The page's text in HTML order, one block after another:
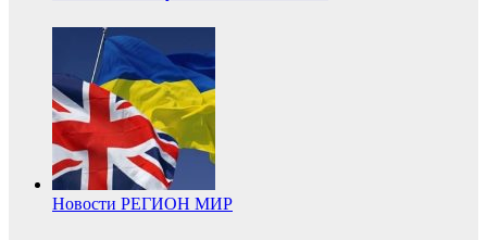
Новости РЕГИОН МИР